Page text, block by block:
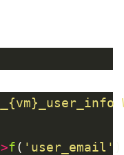
f( 'user_email'